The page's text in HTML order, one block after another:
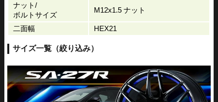
ナット/
ボルトサイズ
M12x1.5 ナット
二面幅 HEX21
サイズ一覧（絞り込み）